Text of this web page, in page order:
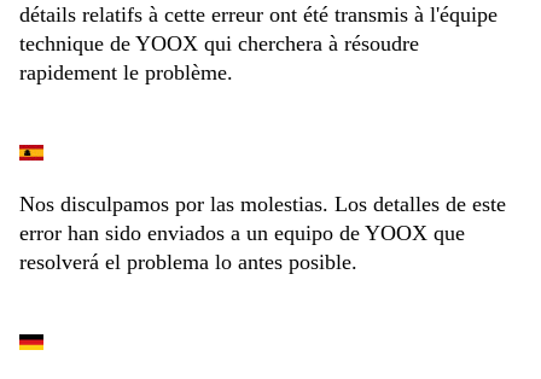
détails relatifs à cette erreur ont été transmis à l'équipe
technique de YOOX qui cherchera à résoudre
rapidement le problème.
Nos disculpamos por las molestias. Los detalles de este
error han sido enviados a un equipo de YOOX que
resolverá el problema lo antes posible.